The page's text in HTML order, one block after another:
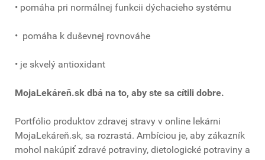
• pomáha pri normálnej funkcii dýchacieho systému
• pomáha k duševnej rovnováhe
• je skvelý antioxidant
MojaLekáreň.sk dbá na to, aby ste sa cítili dobre.
Portfólio produktov zdravej stravy v online lekárni
MojaLekáreň.sk, sa rozrastá. Ambíciou je, aby zákazník
mohol nakúpiť zdravé potraviny, dietologické potraviny a